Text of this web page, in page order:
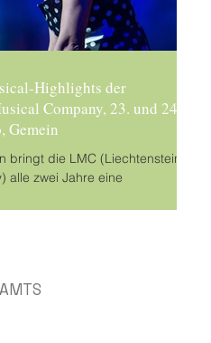
Highlights der
Company, 23. und 24.
Gemein
bringt die LMC (Liechtenstein
alle zwei Jahre eine